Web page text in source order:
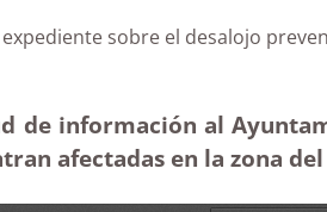
sobre el desalojo
de información al
afectadas en la zona